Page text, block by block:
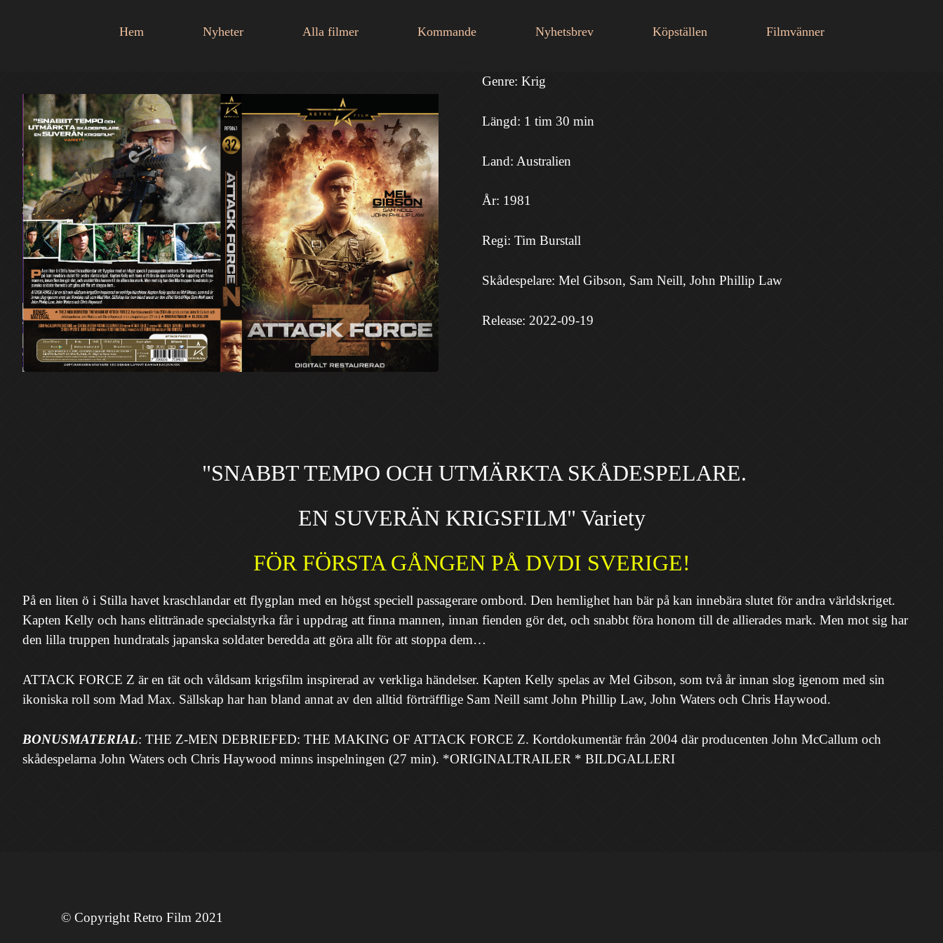
Hem Nyheter Alla filmer Kommande Nyhetsbrev Köpställen Filmvänner
Genre: Krig
Längd: 1 tim 30 min
Land: Australien
År: 1981
Regi: Tim Burstall
Skådespelare: Mel Gibson, Sam Neill, John Phillip Law
Release: 2022-09-19
"SNABBT TEMPO OCH UTMÄRKTA SKÅDESPELARE.
EN SUVERÄN KRIGSFILM" Variety
FÖR FÖRSTA GÅNGEN PÅ DVDI SVERIGE!
På en liten ö i Stilla havet kraschlandar ett flygplan med en högst speciell passagerare ombord. Den hemlighet han bär på kan innebära slutet för andra världskriget.
Kapten Kelly och hans elittränade specialstyrka får i uppdrag att finna mannen, innan fienden gör det, och snabbt föra honom till de allierades mark. Men mot sig har
den lilla truppen hundratals japanska soldater beredda att göra allt för att stoppa dem…
ATTACK FORCE Z är en tät och våldsam krigsfilm inspirerad av verkliga händelser. Kapten Kelly spelas av Mel Gibson, som två år innan slog igenom med sin
ikoniska roll som Mad Max. Sällskap har han bland annat av den alltid förträfflige Sam Neill samt John Phillip Law, John Waters och Chris Haywood.
BONUSMATERIAL: THE Z-MEN DEBRIEFED: THE MAKING OF ATTACK FORCE Z. Kortdokumentär från 2004 där producenten John McCallum och
skådespelarna John Waters och Chris Haywood minns inspelningen (27 min). *ORIGINALTRAILER * BILDGALLERI
© Copyright Retro Film 2021